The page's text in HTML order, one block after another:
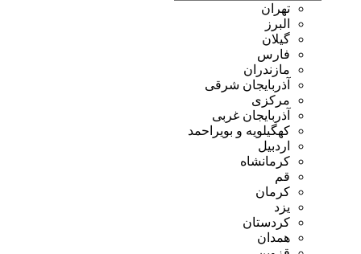
تهران
البرز
گیلان
فارس
مازندران
آذربایجان شرقی
مرکزی
آذربایجان غربی
کهگیلویه و بویراحمد
اردبیل
کرمانشاه
قم
کرمان
یزد
کردستان
همدان